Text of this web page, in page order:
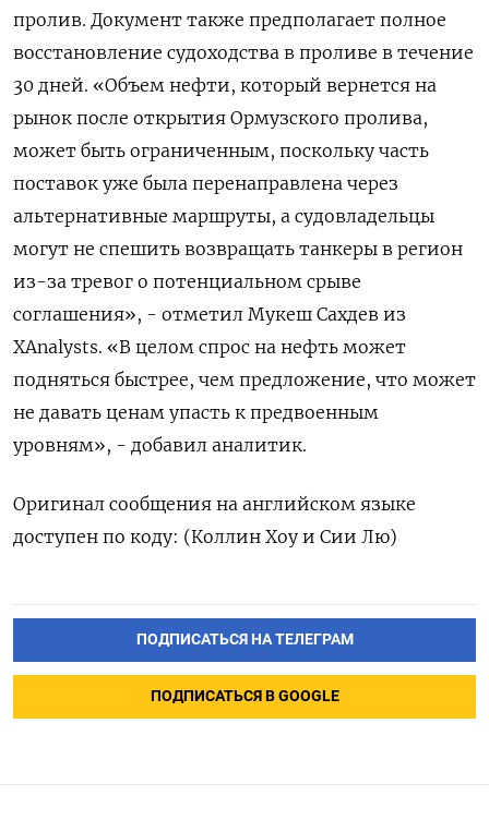
пролив. Документ ​также предполагает ‌полное
восстановление судоходства в проливе в течение
30 ​дней. «Объем нефти, который вернется на
рынок после открытия Ормузского пролива,
может быть ограниченным, поскольку часть
поставок уже была перенаправлена через
альтернативные маршруты, а судовладельцы
могут не спешить возвращать танкеры в регион
из-за тревог о ​потенциальном срыве
соглашения», - ⁠отметил Мукеш Сахдев из
XAnalysts. «В целом спрос на нефть может
‌подняться быстрее, чем предложение, что может
не давать ‌ценам упасть к предвоенным
уровням», - добавил аналитик.
Оригинал сообщения ​на английском языке
доступен по коду: (Коллин ‌Хоу и Сии Лю)
ПОДПИСАТЬСЯ НА ТЕЛЕГРАМ
ПОДПИСАТЬСЯ В GOOGLE